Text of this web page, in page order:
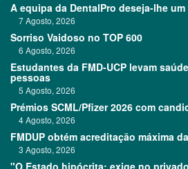
A equipa da DentalPro deseja-lhe
7 Agosto, 2026
Sorriso Vaidoso no TOP 600
6 Agosto, 2026
Estudantes da FMD-UCP levam
pessoas
5 Agosto, 2026
Prémios SCML/Pfizer 2026 com
4 Agosto, 2026
FMDUP obtém acreditação máxima
3 Agosto, 2026